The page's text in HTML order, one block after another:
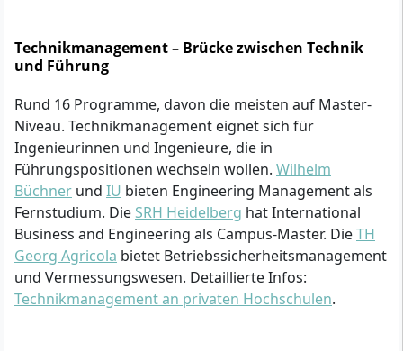
Technikmanagement – Brücke zwischen Technik
und Führung
Rund 16 Programme, davon die meisten auf Master-
Niveau. Technikmanagement eignet sich für
Ingenieurinnen und Ingenieure, die in
Führungspositionen wechseln wollen. Wilhelm
Büchner und IU bieten Engineering Management als
Fernstudium. Die SRH Heidelberg hat International
Business and Engineering als Campus-Master. DieTH
Georg Agricola bietet Betriebssicherheitsmanagement
und Vermessungswesen. Detaillierte Infos:
Technikmanagement an privaten Hochschulen.